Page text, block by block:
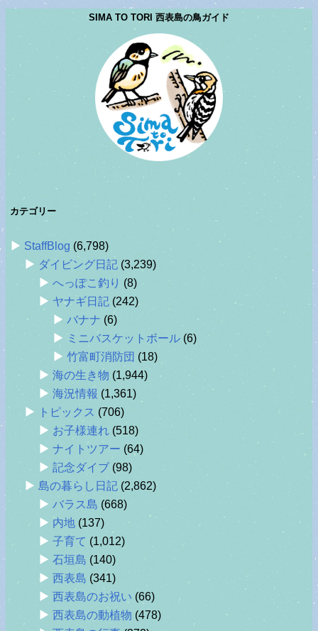
SIMA TO TORI 西表島の鳥ガイド
カテゴリー
StaffBlog (6,798)
ダイビング日記 (3,239)
へっぽこ釣り (8)
ヤナギ日記 (242)
バナナ (6)
ミニバスケットボール (6)
竹富町消防団 (18)
海の生き物 (1,944)
海況情報 (1,361)
トピックス (706)
お子様連れ (518)
ナイトツアー (64)
記念ダイブ (98)
島の暮らし日記 (2,862)
バラス島 (668)
内地 (137)
子育て (1,012)
石垣島 (140)
西表島 (341)
西表島のお祝い (66)
西表島の動植物 (478)